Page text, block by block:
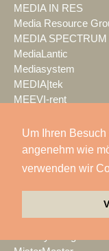
Um Ihren
angenehm wie
verwenden wir
MEDIA IN RES
Media Resource
MEDIA SPECTRUM
MediaLantic
Mediasystem
MEDIA|tek
MEEVI-rent
Megaforce
MEGATECH
Mersive
Meyer Sound
MILOS